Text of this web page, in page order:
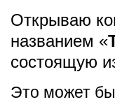
Открываю
названием «
состоящую
Это может